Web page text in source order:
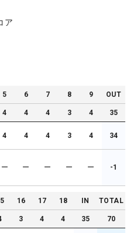
ア
5 6 7 8 9 OUT
4 4 4 3 4 35
4 4 4 3 4 34
ー ー ー ー ー -1
16 17 18 IN TOTAL
3 4 4 35 70